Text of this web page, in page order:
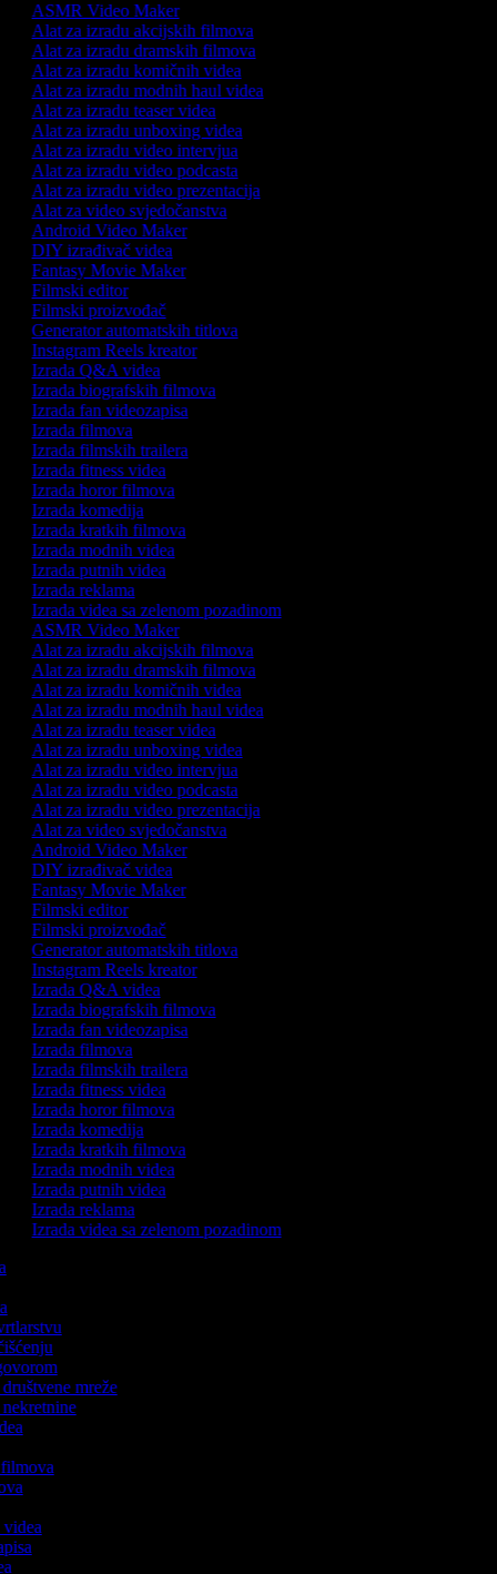
ASMR Video Maker
Alat za izradu akcijskih filmova
Alat za izradu dramskih filmova
Alat za izradu komičnih videa
Alat za izradu modnih haul videa
Alat za izradu teaser videa
Alat za izradu unboxing videa
Alat za izradu video intervjua
Alat za izradu video podcasta
Alat za izradu video prezentacija
Alat za video svjedočanstva
Android Video Maker
DIY izrađivač videa
Fantasy Movie Maker
Filmski editor
Filmski proizvođač
Generator automatskih titlova
Instagram Reels kreator
Izrada Q&A videa
Izrada biografskih filmova
Izrada fan videozapisa
Izrada filmova
Izrada filmskih trailera
Izrada fitness videa
Izrada horor filmova
Izrada komedija
Izrada kratkih filmova
Izrada modnih videa
Izrada putnih videa
Izrada reklama
Izrada videa sa zelenom pozadinom
ASMR Video Maker
Alat za izradu akcijskih filmova
Alat za izradu dramskih filmova
Alat za izradu komičnih videa
Alat za izradu modnih haul videa
Alat za izradu teaser videa
Alat za izradu unboxing videa
Alat za izradu video intervjua
Alat za izradu video podcasta
Alat za izradu video prezentacija
Alat za video svjedočanstva
Android Video Maker
DIY izrađivač videa
Fantasy Movie Maker
Filmski editor
Filmski proizvođač
Generator automatskih titlova
Instagram Reels kreator
Izrada Q&A videa
Izrada biografskih filmova
Izrada fan videozapisa
Izrada filmova
Izrada filmskih trailera
Izrada fitness videa
Izrada horor filmova
Izrada komedija
Izrada kratkih filmova
Izrada modnih videa
Izrada putnih videa
Izrada reklama
Izrada videa sa zelenom pozadinom
mreže
nekretnine
videa